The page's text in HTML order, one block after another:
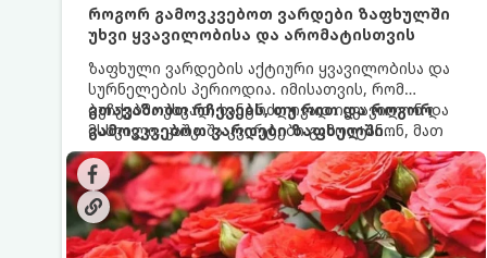
როგორ გამოვკვებოთ ვარდები ზაფხულში
უხვი ყვავილობისა და არომატისთვის
ზაფხული ვარდების აქტიური ყვავილობისა და
სურნელების პერიოდია. იმისათვის, რომ
ბუჩქებმა უხვად, ხანგრძლივად იყვავილონ და
მსხვილი, კაშკაშა კვირტები გამოიტანონ, მათ
რეგულარული და სწორი გამოკვება
სჭირდებათ. ზაფხულის პერიოდში მცენარის
მოთხოვნილებები იცვლება, ამიტომ
მნიშვნელოვანია ვიცოდეთ, რომელი სასუქები
გამოიყენება ამ დროს.
გთავაზობთ რჩევებს, თუ რით და როგორ
გამოვკვებოთ ვარდები ზაფხულში
საუკეთესო შედეგის მისაღწევად: